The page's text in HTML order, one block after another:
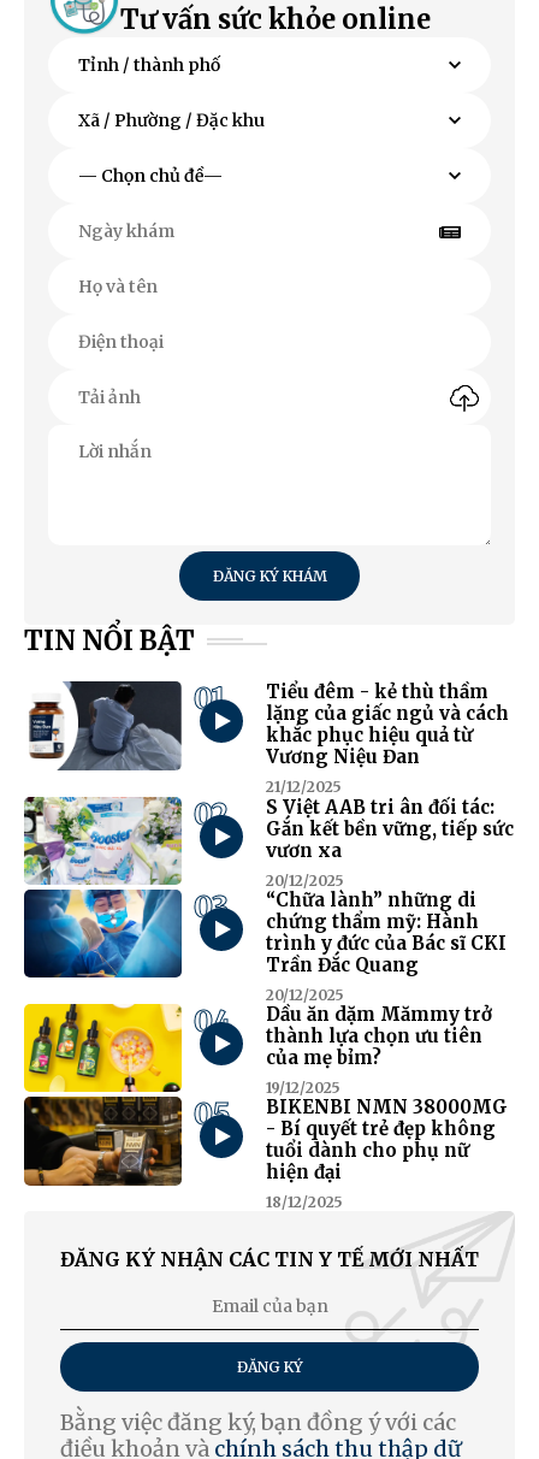
Tư vấn sức khỏe online
ĐĂNG KÝ KHÁM
TIN NỔI BẬT
01
Tiểu đêm - kẻ thù thầm
lặng của giấc ngủ và cách
khắc phục hiệu quả từ
Vương Niệu Đan
21/12/2025
02
S Việt AAB tri ân đối tác:
Gắn kết bền vững, tiếp sức
vươn xa
20/12/2025
03
“Chữa lành” những di
chứng thẩm mỹ: Hành
trình y đức của Bác sĩ CKI
Trần Đắc Quang
20/12/2025
04
Dầu ăn dặm Mămmy trở
thành lựa chọn ưu tiên
của mẹ bỉm?
19/12/2025
05
BIKENBI NMN 38000MG
- Bí quyết trẻ đẹp không
tuổi dành cho phụ nữ
hiện đại
18/12/2025
ĐĂNG KÝ NHẬN CÁC TIN Y TẾ MỚI NHẤT
ĐĂNG KÝ
Bằng việc đăng ký, bạn đồng ý với các
điều khoản và chính sách thu thập dữ